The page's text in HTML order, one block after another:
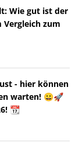
Wie gut ist der
Vergleich zum
- hier können
warten! 😀🚀
📆